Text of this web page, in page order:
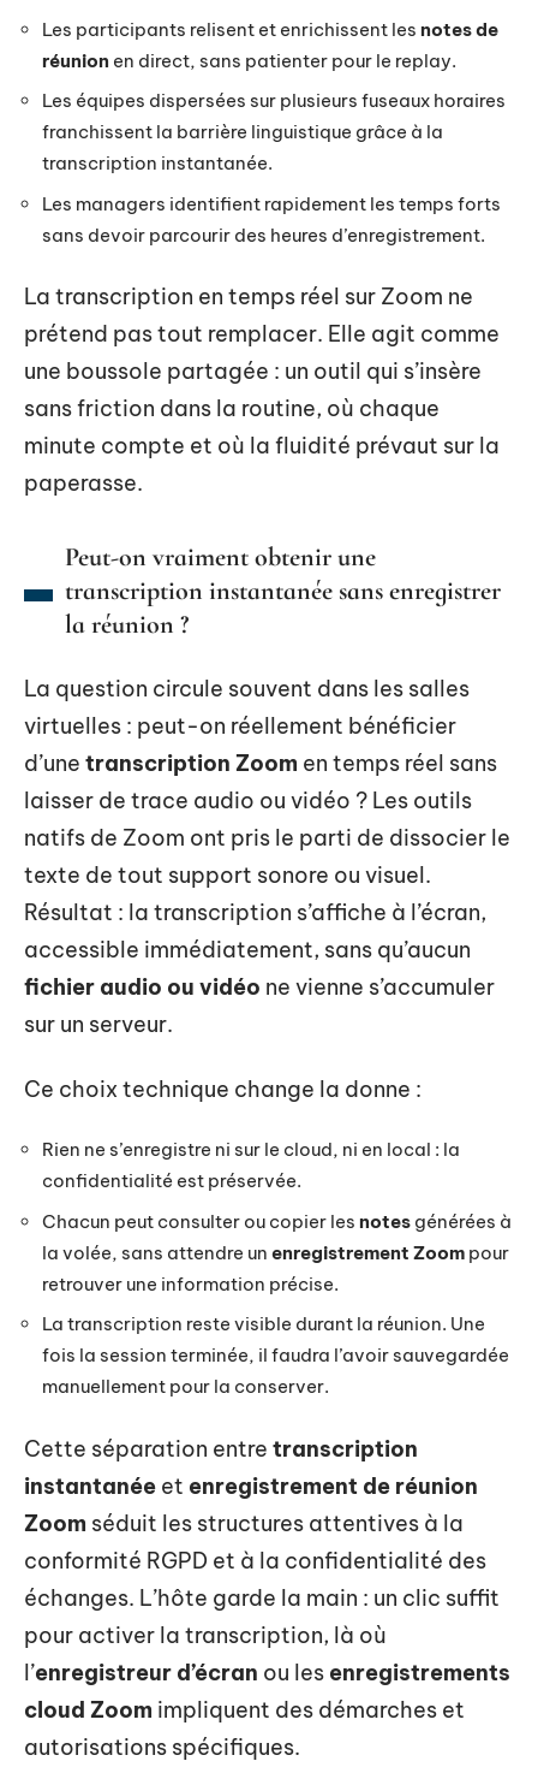
Les participants relisent et enrichissent les notes de
réunion en direct, sans patienter pour le replay.
Les équipes dispersées sur plusieurs fuseaux horaires
franchissent la barrière linguistique grâce à la
transcription instantanée.
Les managers identifient rapidement les temps forts
sans devoir parcourir des heures d’enregistrement.
La transcription en temps réel sur Zoom ne
prétend pas tout remplacer. Elle agit comme
une boussole partagée : un outil qui s’insère
sans friction dans la routine, où chaque
minute compte et où la fluidité prévaut sur la
paperasse.
Peut-on vraiment obtenir une
transcription instantanée sans enregistrer
la réunion ?
La question circule souvent dans les salles
virtuelles : peut-on réellement bénéficier
d’une transcription Zoom en temps réel sans
laisser de trace audio ou vidéo ? Les outils
natifs de Zoom ont pris le parti de dissocier le
texte de tout support sonore ou visuel.
Résultat : la transcription s’affiche à l’écran,
accessible immédiatement, sans qu’aucun
fichier audio ou vidéo ne vienne s’accumuler
sur un serveur.
Ce choix technique change la donne :
Rien ne s’enregistre ni sur le cloud, ni en local : la
confidentialité est préservée.
Chacun peut consulter ou copier les notes générées à
la volée, sans attendre un enregistrement Zoom pour
retrouver une information précise.
La transcription reste visible durant la réunion. Une
fois la session terminée, il faudra l’avoir sauvegardée
manuellement pour la conserver.
Cette séparation entre transcription
instantanée et enregistrement de réunion
Zoom séduit les structures attentives à la
conformité RGPD et à la confidentialité des
échanges. L’hôte garde la main : un clic suffit
pour activer la transcription, là où
l’enregistreur d’écran ou les enregistrements
cloud Zoom impliquent des démarches et
autorisations spécifiques.